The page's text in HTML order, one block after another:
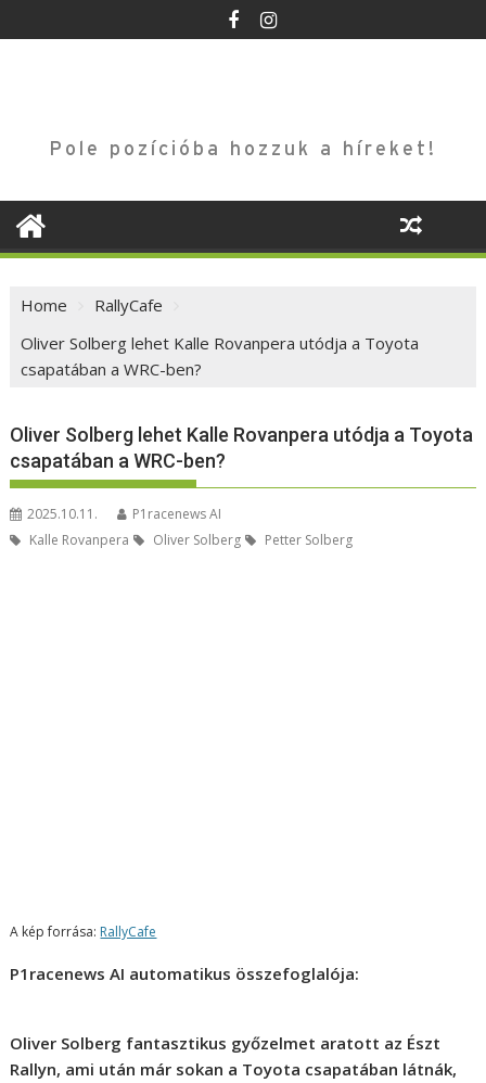
to
Pole pozícióba hozzuk a híreket!
Home
RallyCafe
Oliver Solberg lehet Kalle Rovanpera utódja a Toyota
csapatában a WRC-ben?
Oliver Solberg lehet Kalle Rovanpera utódja a Toyota
csapatában a WRC-ben?
2025.10.11.
P1racenews AI
Kalle Rovanpera
Oliver Solberg Petter Solberg
A kép forrása: RallyCafe
P1racenews AI automatikus összefoglalója:
Oliver Solberg fantasztikus győzelmet aratott az Észt
Rallyn, ami után már sokan a Toyota csapatában látnák,